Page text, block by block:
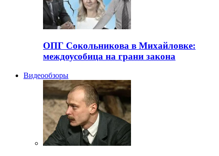
ОПГ Сокольникова в Михайловке:
междоусобица на грани закона
Видеообзоры